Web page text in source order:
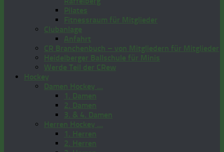
Pilates
Fitnessraum für Mitglieder
Clubanlage
Anfahrt
CR Branchenbuch – von Mitgliedern für Mitglieder
Heidelberger Ballschule für Minis
Werde Teil der CRew
Hockey
Damen Hockey …
1. Damen
2. Damen
3. & 4. Damen
Herren Hockey …
1. Herren
2. Herren